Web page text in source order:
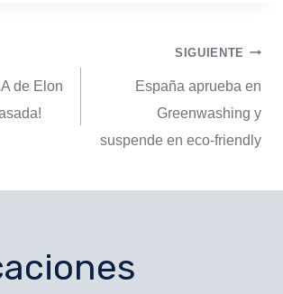
de Elon
SIGUIENTE
España aprueba en
Greenwashing y
suspende en eco-friendly